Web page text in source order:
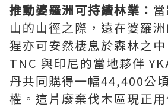
推動婆羅洲可持續林業：
山的山徑之際，遠在婆羅
猩亦可安然棲息於森林之中
TNC 與印尼的當地夥伴
丹共同購得一幅44,400公
權。這片廢棄伐木區現正